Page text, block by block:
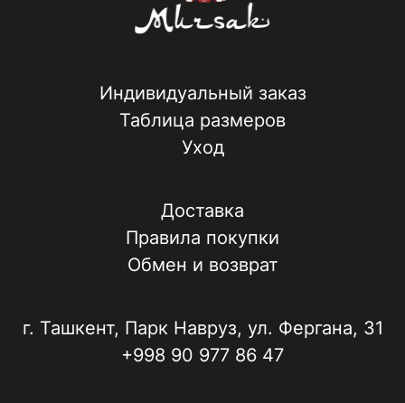
Индивидуальный заказ
Таблица размеров
Уход
Доставка
Правила покупки
Обмен и возврат
г. Ташкент, ​Парк Навруз​, ул. Фергана, 31
+998 90 977 86 47